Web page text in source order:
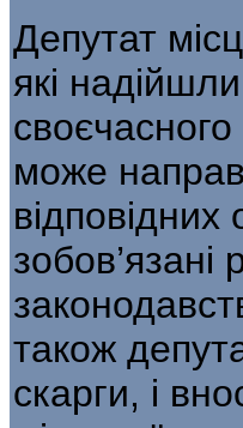
Депутат
які
може
відповідних
зобов’язані
також
скарги, і